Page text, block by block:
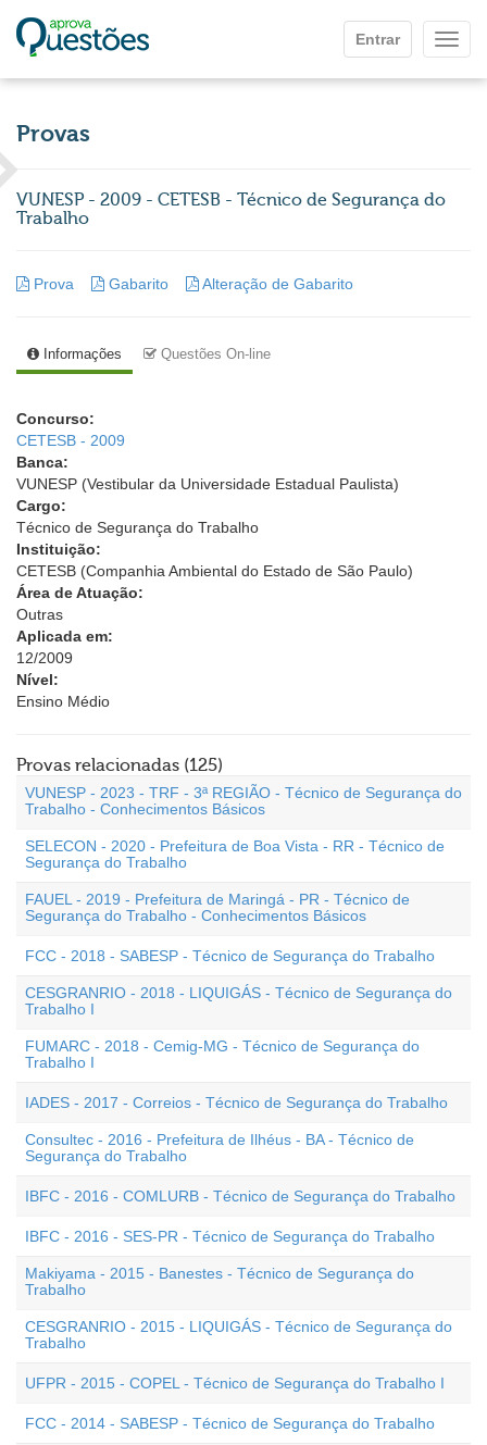
Entrar
Provas
VUNESP - 2009 - CETESB - Técnico de Segurança do
Trabalho
Prova Gabarito Alteração de Gabarito
Informações Questões On-line
Concurso:
CETESB - 2009
Banca:
VUNESP (Vestibular da Universidade Estadual Paulista)
Cargo:
Técnico de Segurança do Trabalho
Instituição:
CETESB (Companhia Ambiental do Estado de São Paulo)
Área de Atuação:
Outras
Aplicada em:
12/2009
Nível:
Ensino Médio
Provas relacionadas (125)
VUNESP - 2023 - TRF - 3ª REGIÃO - Técnico de Segurança do
Trabalho - Conhecimentos Básicos
SELECON - 2020 - Prefeitura de Boa Vista - RR - Técnico de
Segurança do Trabalho
FAUEL - 2019 - Prefeitura de Maringá - PR - Técnico de
Segurança do Trabalho - Conhecimentos Básicos
FCC - 2018 - SABESP - Técnico de Segurança do Trabalho
CESGRANRIO - 2018 - LIQUIGÁS - Técnico de Segurança do
Trabalho I
FUMARC - 2018 - Cemig-MG - Técnico de Segurança do
Trabalho I
IADES - 2017 - Correios - Técnico de Segurança do Trabalho
Consultec - 2016 - Prefeitura de Ilhéus - BA - Técnico de
Segurança do Trabalho
IBFC - 2016 - COMLURB - Técnico de Segurança do Trabalho
IBFC - 2016 - SES-PR - Técnico de Segurança do Trabalho
Makiyama - 2015 - Banestes - Técnico de Segurança do
Trabalho
CESGRANRIO - 2015 - LIQUIGÁS - Técnico de Segurança do
Trabalho
UFPR - 2015 - COPEL - Técnico de Segurança do Trabalho I
FCC - 2014 - SABESP - Técnico de Segurança do Trabalho